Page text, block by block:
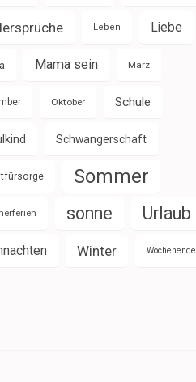
Leben Liebe
Mama sein März
Oktober Schule
Schwangerschaft
Sommer
sonne Urlaub
Winter Wochenende